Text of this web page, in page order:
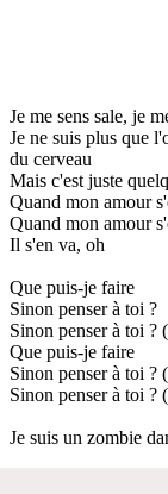
Je me sens sale, je
Je ne suis plus que
du cerveau
Mais c'est juste
Quand mon amour
Quand mon amour
Il s'en va, oh
Que puis-je faire
Sinon penser à toi ?
Sinon penser à toi ?
Que puis-je faire
Sinon penser à toi ?
Sinon penser à toi ?
Je suis un zombie